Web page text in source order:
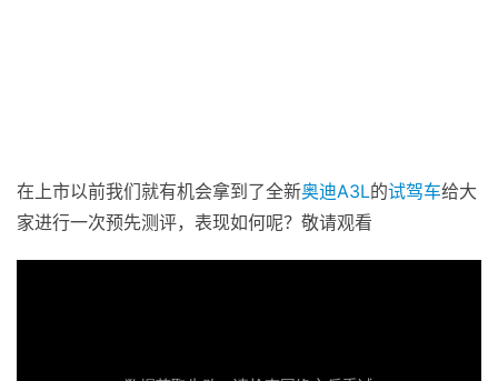
在上市以前我们就有机会拿到了全新奥迪A3L的试驾车给大
家进行一次预先测评，表现如何呢？敬请观看